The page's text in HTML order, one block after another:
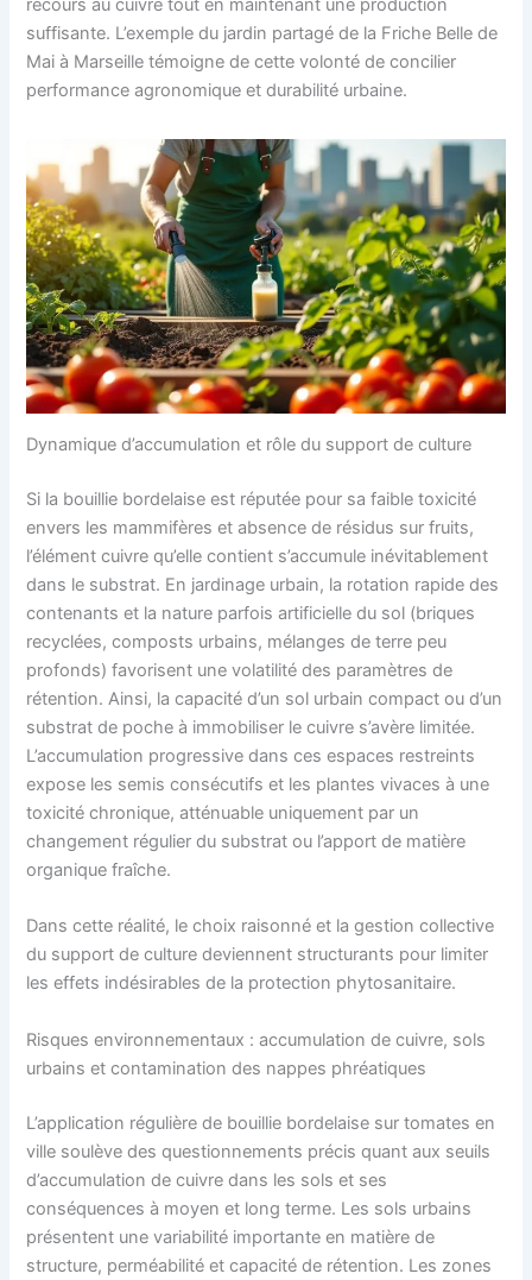
recours au cuivre tout en maintenant une production
suffisante. L’exemple du jardin partagé de la Friche Belle de
Mai à Marseille témoigne de cette volonté de concilier
performance agronomique et durabilité urbaine.
Dynamique d’accumulation et rôle du support de culture
Si la bouillie bordelaise est réputée pour sa faible toxicité
envers les mammifères et absence de résidus sur fruits,
l’élément cuivre qu’elle contient s’accumule inévitablement
dans le substrat. En jardinage urbain, la rotation rapide des
contenants et la nature parfois artificielle du sol (briques
recyclées, composts urbains, mélanges de terre peu
profonds) favorisent une volatilité des paramètres de
rétention. Ainsi, la capacité d’un sol urbain compact ou d’un
substrat de poche à immobiliser le cuivre s’avère limitée.
L’accumulation progressive dans ces espaces restreints
expose les semis consécutifs et les plantes vivaces à une
toxicité chronique, atténuable uniquement par un
changement régulier du substrat ou l’apport de matière
organique fraîche.
Dans cette réalité, le choix raisonné et la gestion collective
du support de culture deviennent structurants pour limiter
les effets indésirables de la protection phytosanitaire.
Risques environnementaux : accumulation de cuivre, sols
urbains et contamination des nappes phréatiques
L’application régulière de bouillie bordelaise sur tomates en
ville soulève des questionnements précis quant aux seuils
d’accumulation de cuivre dans les sols et ses
conséquences à moyen et long terme. Les sols urbains
présentent une variabilité importante en matière de
structure, perméabilité et capacité de rétention. Les zones